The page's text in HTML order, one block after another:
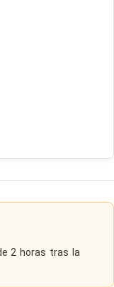
2 horas tras la